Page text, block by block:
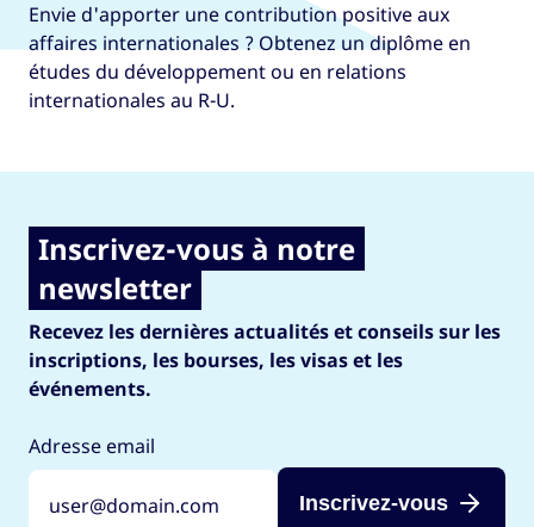
Envie d'apporter une contribution positive aux
affaires internationales ? Obtenez un diplôme en
études du développement ou en relations
internationales au R-U.
Inscrivez-vous à notre
newsletter
Recevez les dernières actualités et conseils sur les
inscriptions, les bourses, les visas et les
événements.
Adresse email
Inscrivez-vous